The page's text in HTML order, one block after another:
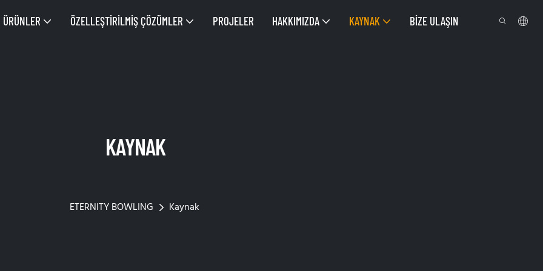
ÜRÜNLER ÖZELLEŞTIRILMIŞ ÇÖZÜMLER PROJELER HAKKIMIZDA KAYNAK BIZE ULAŞIN
ETERNITY BOWLING Kaynak